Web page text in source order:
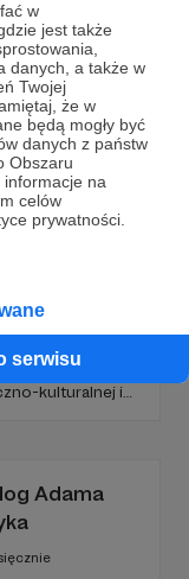
w
jest także
danych, a także w
Twojej
że w
będą mogły być
danych z państw
Obszaru
informacje na
celów
prywatności.
serwisu
projekt
Piszę
kulturalnej i
Adama